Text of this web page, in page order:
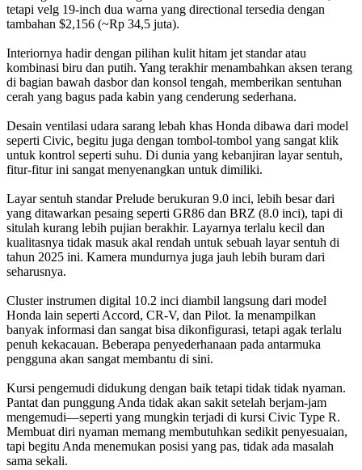
tetapi velg 19-inch dua warna yang directional tersedia dengan
tambahan $2,156 (~Rp 34,5 juta).
Interiornya hadir dengan pilihan kulit hitam jet standar atau
kombinasi biru dan putih. Yang terakhir menambahkan aksen terang
di bagian bawah dasbor dan konsol tengah, memberikan sentuhan
cerah yang bagus pada kabin yang cenderung sederhana.
Desain ventilasi udara sarang lebah khas Honda dibawa dari model
seperti Civic, begitu juga dengan tombol-tombol yang sangat klik
untuk kontrol seperti suhu. Di dunia yang kebanjiran layar sentuh,
fitur-fitur ini sangat menyenangkan untuk dimiliki.
Layar sentuh standar Prelude berukuran 9.0 inci, lebih besar dari
yang ditawarkan pesaing seperti GR86 dan BRZ (8.0 inci), tapi di
situlah kurang lebih pujian berakhir. Layarnya terlalu kecil dan
kualitasnya tidak masuk akal rendah untuk sebuah layar sentuh di
tahun 2025 ini. Kamera mundurnya juga jauh lebih buram dari
seharusnya.
Cluster instrumen digital 10.2 inci diambil langsung dari model
Honda lain seperti Accord, CR-V, dan Pilot. Ia menampilkan
banyak informasi dan sangat bisa dikonfigurasi, tetapi agak terlalu
penuh kekacauan. Beberapa penyederhanaan pada antarmuka
pengguna akan sangat membantu di sini.
Kursi pengemudi didukung dengan baik tetapi tidak tidak nyaman.
Pantat dan punggung Anda tidak akan sakit setelah berjam-jam
mengemudi—seperti yang mungkin terjadi di kursi Civic Type R.
Membuat diri nyaman memang membutuhkan sedikit penyesuaian,
tapi begitu Anda menemukan posisi yang pas, tidak ada masalah
sama sekali.